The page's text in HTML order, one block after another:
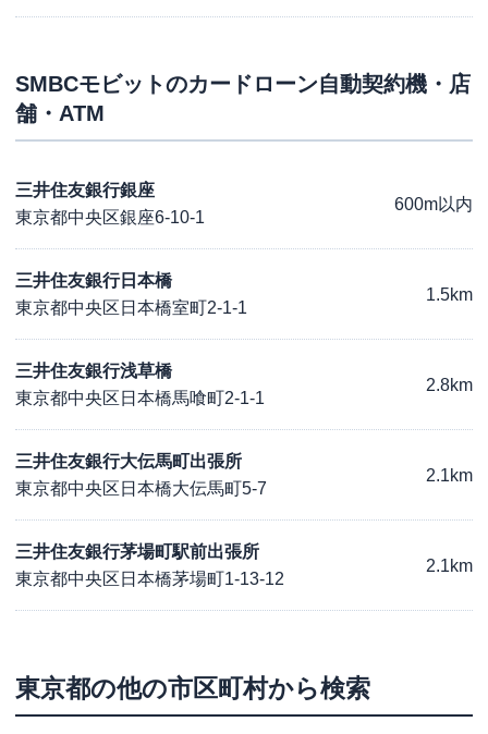
SMBCモビットのカードローン自動契約機・店
舗・ATM
三井住友銀行銀座
東京都中央区銀座6-10-1
600m以内
三井住友銀行日本橋
東京都中央区日本橋室町2-1-1
1.5km
三井住友銀行浅草橋
東京都中央区日本橋馬喰町2-1-1
2.8km
三井住友銀行大伝馬町出張所
東京都中央区日本橋大伝馬町5-7
2.1km
三井住友銀行茅場町駅前出張所
東京都中央区日本橋茅場町1-13-12
2.1km
東京都の他の市区町村から検索